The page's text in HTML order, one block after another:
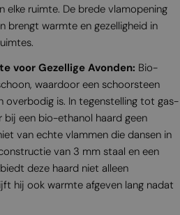
ruimte. De brede vlamopening
brengt warmte en gezelligheid in
voor Gezellige Avonden: Bio-
waardoor een schoorsteen
overbodig is. In tegenstelling tot gas-
bij een bio-ethanol haard geen
van echte vlammen die dansen in
van 3 mm staal en een
deze haard niet alleen
hij ook warmte afgeven lang nadat